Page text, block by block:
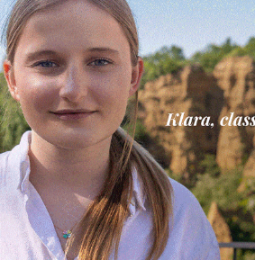
In vetrina 3 Agosto 2026
Estra Notizie agosto: Smart
studenti coinvolti, torna il
debutta il podcast Estrair
Più lette
Cronaca 4 Agosto 2026